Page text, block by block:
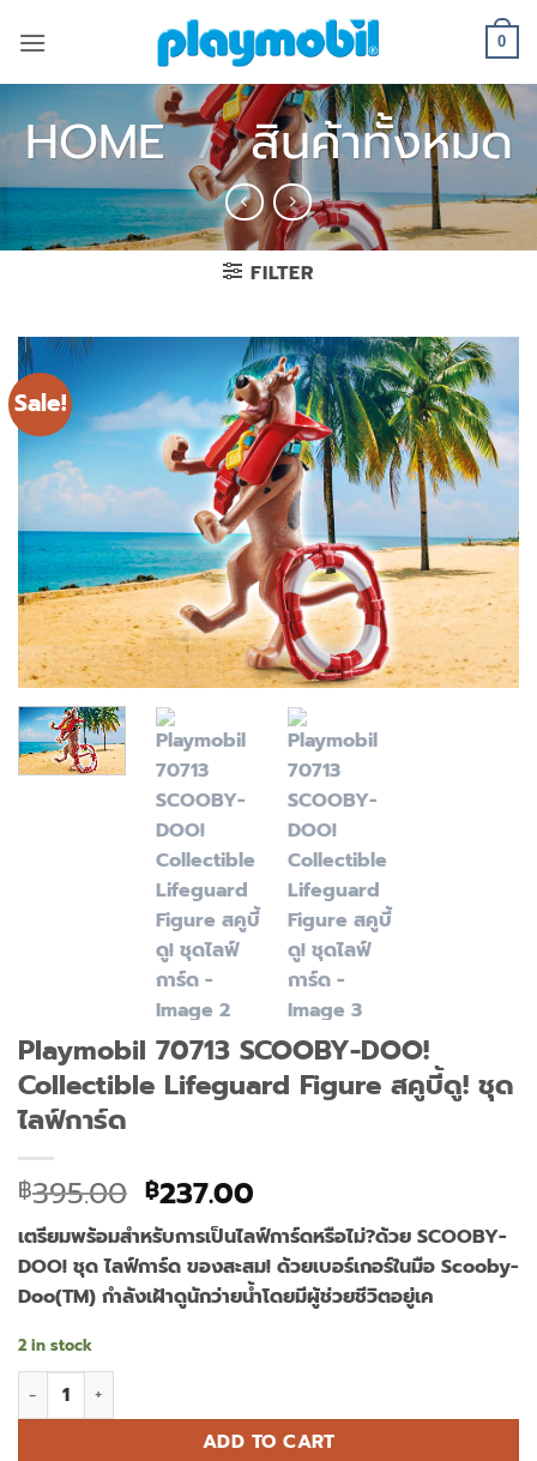
0
HOME / สินค้าทั้งหมด
FILTER
Sale!
Playmobil 70713 SCOOBY-DOO!
Collectible Lifeguard Figure สคูบี้ดู! ชุด
ไลฟ์การ์ด
฿395.00 Original
price
was:
฿395.00.
฿237.00
price
is:
฿237.00.
เตรียมพร้อมสำหรับการเป็นไลฟ์การ์ดหรือไม่?ด้วย SCOOBY-
DOO! ชุด ไลฟ์การ์ด ของสะสม! ด้วยเบอร์เกอร์ในมือ Scooby-
Doo(TM) กำลังเฝ้าดูนักว่ายน้ำโดยมีผู้ช่วยชีวิตอยู่เค
2 in stock
Playmobil 70713 SCOOBY-DOO! Collectible Lifeguard
ADD TO CART